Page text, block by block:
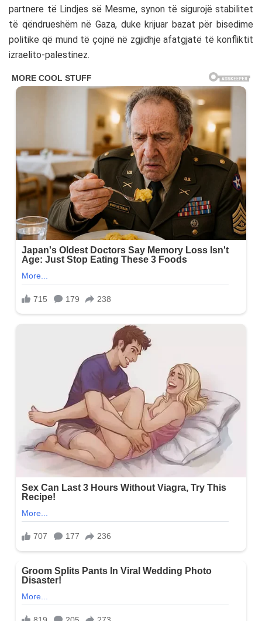
partnere të Lindjes së Mesme, synon të sigurojë stabilitet
të qëndrueshëm në Gaza, duke krijuar bazat për bisedime
politike që mund të çojnë në zgjidhje afatgjatë të konfliktit
izraelito-palestinez.